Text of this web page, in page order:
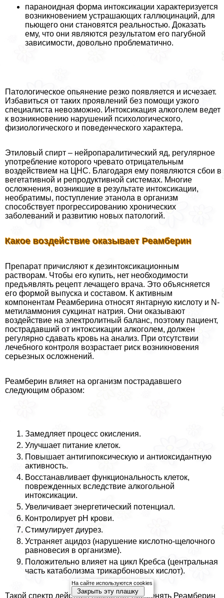
параноидная форма интоксикации хаpaктеризуется
возникновением устрашающих галлюцинаций, для
пьющего они становятся реальностью. Доказать
ему, что они являются результатом его пагубной
зависимости, довольно проблематично.
Патологическое опьянение резко появляется и исчезает.
Избавиться от таких проявлений без помощи узкого
специалиста невозможно. Интоксикация алкоголем ведет
к возникновению нарушений психологического,
физиологического и поведенческого хаpaктера.
Этиловый спирт – нейропаралитический яд, регулярное
употрeбление которого чревато отрицательным
воздействием на ЦНС. Благодаря ему появляются сбои в
вегетативной и репродуктивной системах. Многие
осложнения, возникшие в результате интоксикации,
необратимы, поступление этанола в организм
способствует прогрессированию хронических
заболеваний и развитию новых патологий.
Какое воздействие оказывает Реамберин
Препарат причисляют к дезинтоксикационным
растворам. Чтобы его купить, нет необходимости
предъявлять рецепт лечащего врача. Это объясняется
его формой выпуска и составом. К активным
компонентам Реамберина относят янтарную кислоту и N-
метиламмония сукцинат натрия. Они оказывают
воздействие на электролитный баланс, поэтому пациент,
пострадавший от интоксикации алкоголем, должен
регулярно сдавать кровь на анализ. При отсутствии
лечебного контроля возрастает риск возникновения
серьезных осложнений.
Реамберин влияет на организм пострадавшего
следующим образом:
Замедляет процесс окисления.
Улучшает питание клеток.
Повышает антигипоксическую и антиоксидантную
активность.
Восстанавливает функциональность клеток,
поврежденных вследствие алкогольной
интоксикации.
Увеличивает энергетический потенциал.
Контролирует рН крови.
Стимулирует диурез.
Устраняет ацидоз (нарушение кислотно-щелочного
равновесия в организме).
Положительно влияет на цикл Кребса (центральная
часть катаболизма трикарбоновых кислот).
Такой спектр действия позволяет применять Реамберин
На сайте используются cookies
Закрыть эту плашку